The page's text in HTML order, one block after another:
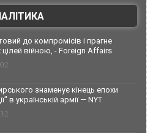
до компромісів і прагне
цілей війною, - Foreign Affairs
знаменує кінець епохи
в українській армії — NYT